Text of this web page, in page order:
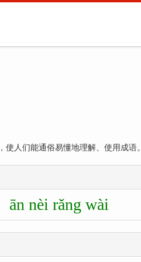
人们能通俗易懂地理解、使用成语。
ān nèi rǎng wài